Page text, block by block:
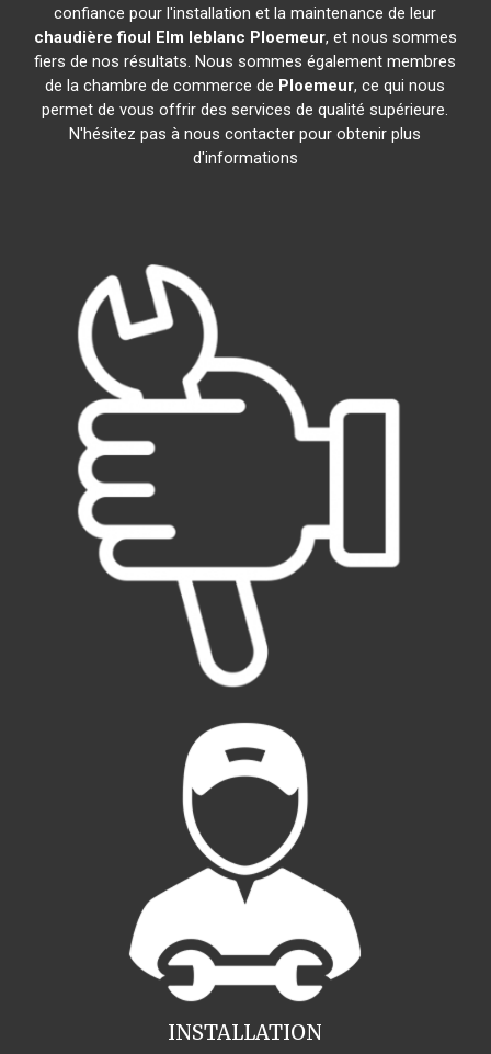
confiance pour l'installation et la maintenance de leur
chaudière fioul Elm leblanc Ploemeur, et nous sommes
fiers de nos résultats. Nous sommes également membres
de la chambre de commerce de Ploemeur, ce qui nous
permet de vous offrir des services de qualité supérieure.
N'hésitez pas à nous contacter pour obtenir plus
d'informations
INSTALLATION